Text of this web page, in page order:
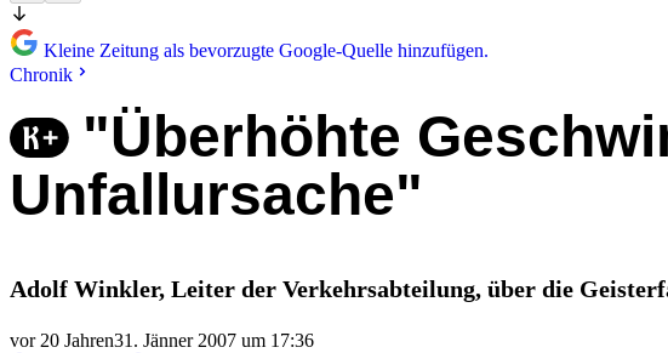
Kleine Zeitung als bevorzugte Google-Quelle hinzufügen.
Chronik
"Überhöhte
Unfallursache"
Adolf Winkler, Leiter der Verkehrsabteilung, über die
vor 20 Jahren31. Jänner 2007 um 17:36